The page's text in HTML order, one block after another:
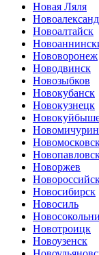
Новая Ляля
Новоалтайск
Нововоронеж
Новодвинск
Новозыбков
Новокубанск
Новокузнецк
Новоржев
Новосибирск
Новосиль
Новотроицк
Новоузенск